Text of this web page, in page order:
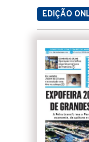
EDIÇÃO